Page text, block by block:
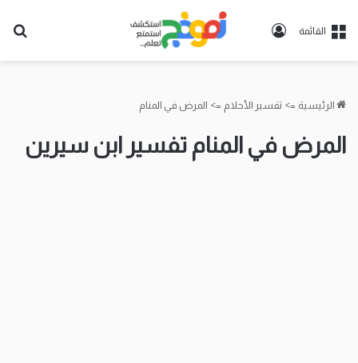
القائمة
تسجيل
الرئيسية => تفسير الأحلام => المرض في المنام
المرض في المنام تفسير ابن سيرين